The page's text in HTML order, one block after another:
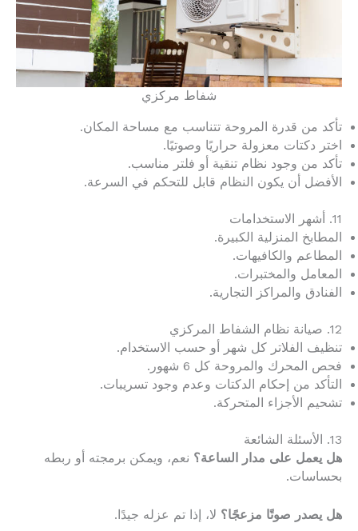
شفاط مركزي
تأكد من قدرة المروحة تتناسب مع مساحة المكان.
اختر دكتات معزولة حراريًا وصوتيًا.
تأكد من وجود نظام تنقية أو فلتر مناسب.
الأفضل أن يكون النظام قابل للتحكم في السرعة.
11. أشهر الاستخدامات
المطابخ المنزلية الكبيرة.
المطاعم والكافيهات.
المعامل والمختبرات.
الفنادق والمراكز التجارية.
12. صيانة نظام الشفاط المركزي
تنظيف الفلاتر كل شهر أو حسب الاستخدام.
فحص المحرك والمروحة كل 6 شهور.
التأكد من إحكام الدكتات وعدم وجود تسريبات.
تشحيم الأجزاء المتحركة.
13. الأسئلة الشائعة
هل يعمل على مدار الساعة؟ نعم، ويمكن برمجته أو ربطه
بحساسات.
هل يصدر صوتًا مزعجًا؟ لا، إذا تم عزله جيدًا.